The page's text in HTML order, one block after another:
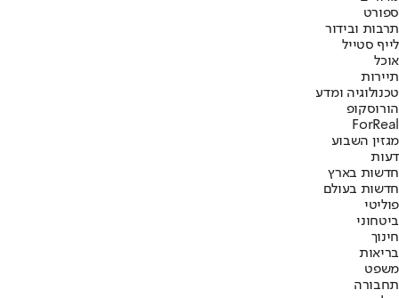
ספורט
תרבות ובידור
לייף סטייל
אוכל
תיירות
טכנולוגיה ומדע
הורוסקופ
ForReal
מגזין השבוע
דעות
חדשות בארץ
חדשות בעולם
פוליטי
ביטחוני
חינוך
בריאות
משפט
תחבורה